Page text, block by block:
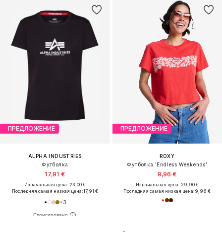
ПРЕДЛОЖЕНИЕ
ALPHA INDUSTRIES
Футболка
17,91 €
Изначальная цена: 23,00 €
Последняя самая низкая цена:17,91 €
+3
ПРЕДЛОЖЕНИЕ
ROXY
Футболка 'Endless Weekends'
9,96 €
Изначальная цена: 29,90 €
Последняя самая низкая цена:9,96 €